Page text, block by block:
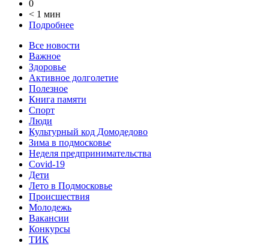
0
< 1 мин
Подробнее
Все новости
Важное
Здоровье
Активное долголетие
Полезное
Книга памяти
Спорт
Люди
Культурный код Домодедово
Зима в подмосковье
Неделя предпринимательства
Covid-19
Дети
Лето в Подмосковье
Происшествия
Молодежь
Вакансии
Конкурсы
ТИК